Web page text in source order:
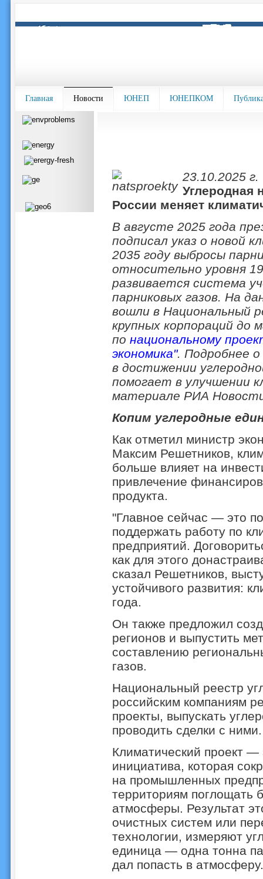
Главная Новости ЮНЕП ЮНЕПКОМ
23.10.2025 г.
Углеродная
России меняет
В августе 2025 года
подписал указ о новой
2035 году выбросы
относительно уровня
развивается система
парниковых газов. На
вошли в Национальный
крупных корпораций до
по национальному
экономика". Подробнее
в достижении
помогает в улучшении
материале РИА
Копим углеродные
Как отметил министр
Максим Решетников,
больше влияет на
привлечение
продукта.
"Главное сейчас — это
поддержать работу по
предприятий.
как для этого
сказал Решетников,
устойчивого развития:
года.
Он также предложил
регионов и выпустить
составлению
газов.
Национальный реестр
российским компаниям
проекты, выпускать
проводить сделки с ними.
Климатический проект
инициатива, которая
на промышленных
территориям поглощать
атмосферы. Результат
очистных систем или
технологии, измеряют
единица — одна тонна
дал попасть в атмосферу.